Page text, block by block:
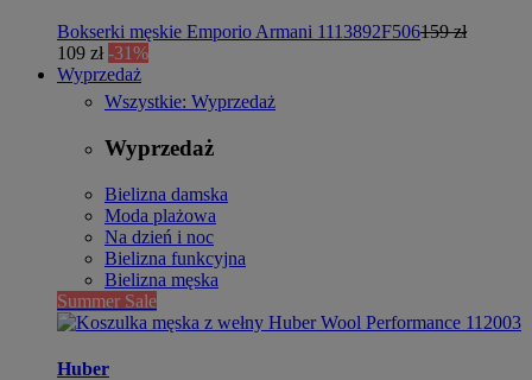
Bokserki męskie Emporio Armani 1113892F506159 zł
109 zł -31%
Wyprzedaż
Wszystkie: Wyprzedaż
Wyprzedaż
Bielizna damska
Moda plażowa
Na dzień i noc
Bielizna funkcyjna
Bielizna męska
Summer Sale
Huber